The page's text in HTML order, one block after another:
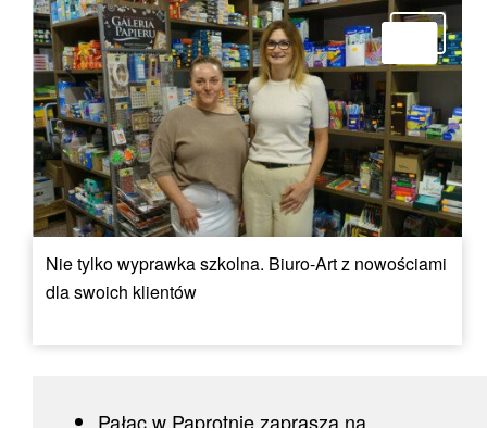
Nie tylko wyprawka szkolna. Biuro-Art z nowościami
dla swoich klientów
Pałac w Paprotnie zaprasza na